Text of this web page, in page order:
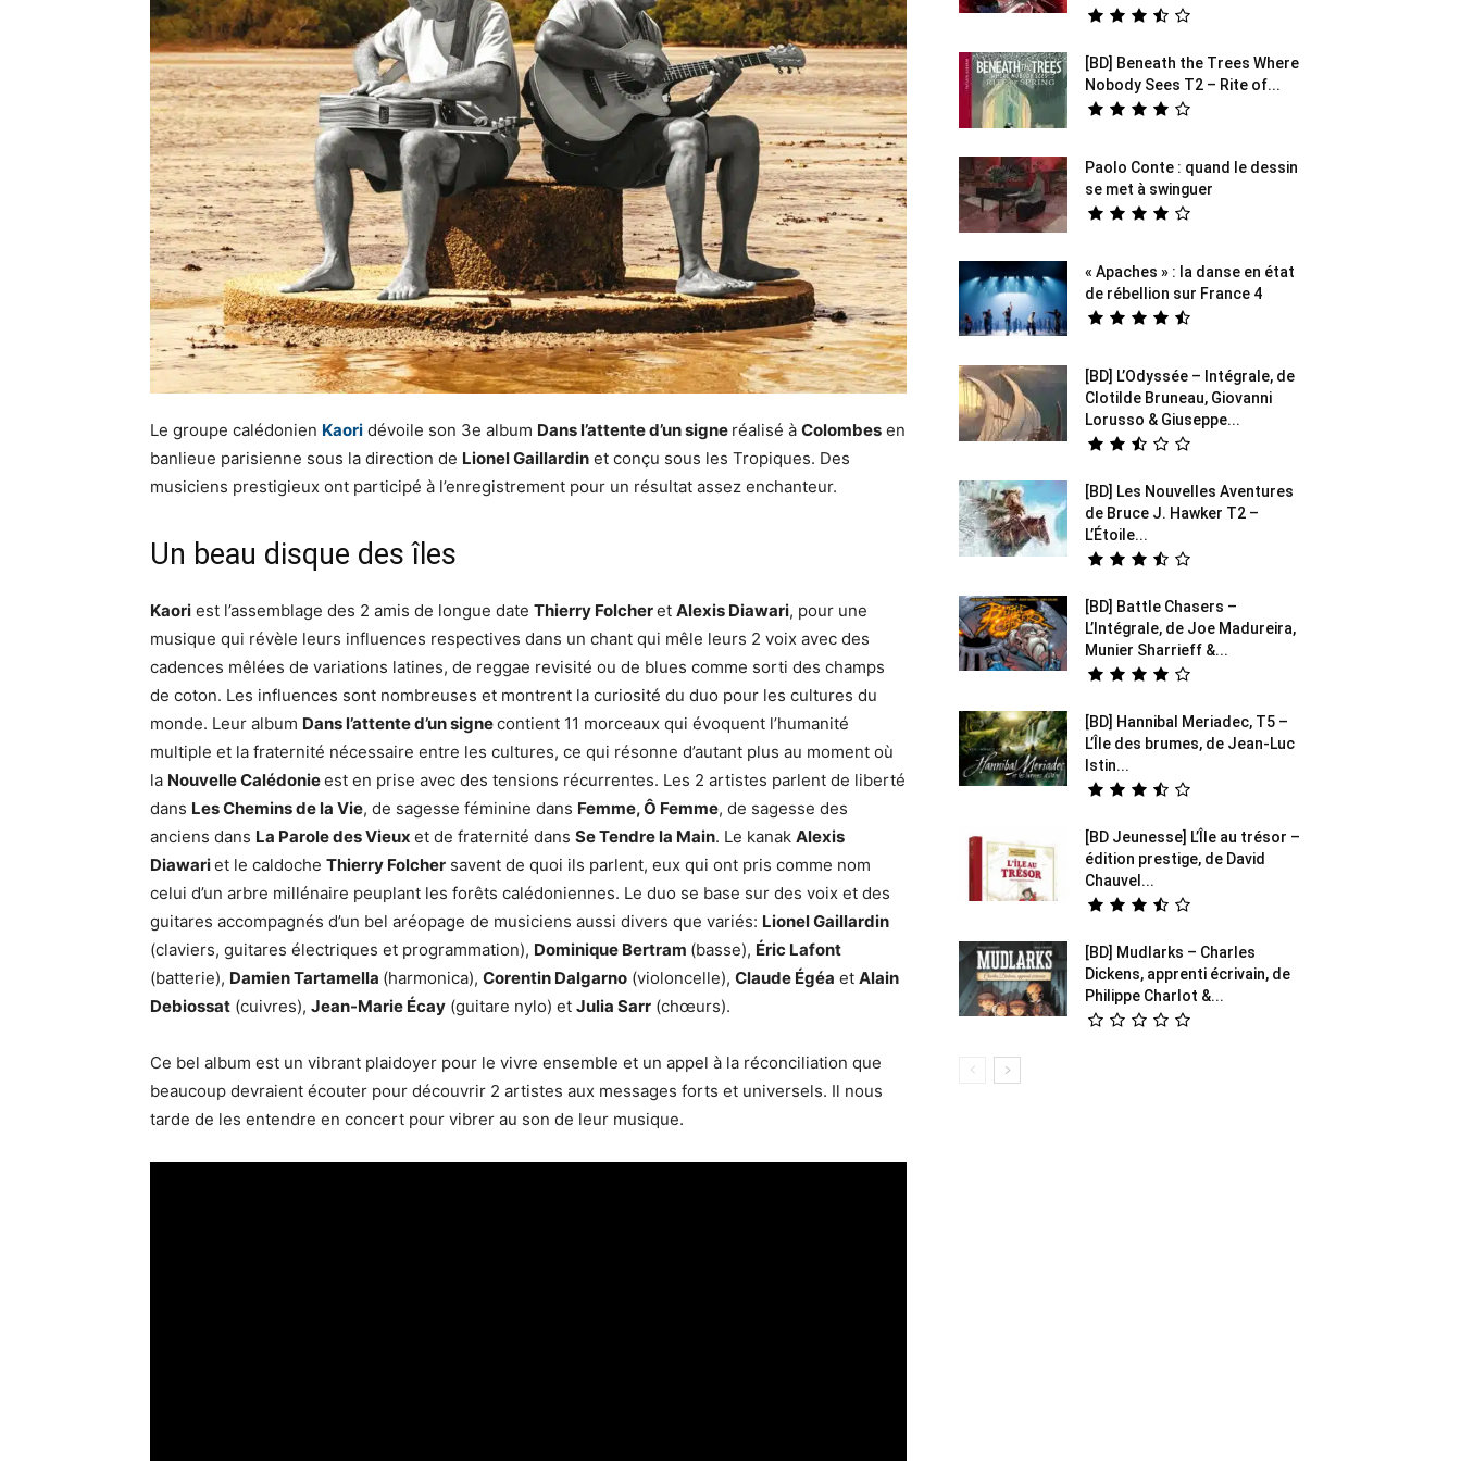
Le groupe calédonien Kaori dévoile son 3e album Dans l’attente d’un signe réalisé à Colombes en
banlieue parisienne sous la direction de Lionel Gaillardin et conçu sous les Tropiques. Des
musiciens prestigieux ont participé à l’enregistrement pour un résultat assez enchanteur.
Un beau disque des îles
Kaori est l’assemblage des 2 amis de longue date Thierry Folcheret Alexis Diawari, pour une
musique qui révèle leurs influences respectives dans un chant qui mêle leurs 2 voix avec des
cadences mêlées de variations latines, de reggae revisité ou de blues comme sorti des champs
de coton. Les influences sont nombreuses et montrent la curiosité du duo pour les cultures du
monde. Leur album Dans l’attente d’un signecontient 11 morceaux qui évoquent l’humanité
multiple et la fraternité nécessaire entre les cultures, ce qui résonne d’autant plus au moment où
la Nouvelle Calédonieest en prise avec des tensions récurrentes. Les 2 artistes parlent de liberté
dans Les Chemins de la Vie, de sagesse féminine dans Femme, Ô Femme, de sagesse des
anciens dans La Parole des Vieux et de fraternité dans Se Tendre la Main. Le kanak Alexis
Diawariet le caldoche Thierry Folcher savent de quoi ils parlent, eux qui ont pris comme nom
celui d’un arbre millénaire peuplant les forêts calédoniennes. Le duo se base sur des voix et des
guitares accompagnés d’un bel aréopage de musiciens aussi divers que variés: Lionel Gaillardin
(claviers, guitares électriques et programmation), Dominique Bertram (basse), Éric Lafont
(batterie), Damien Tartamella (harmonica), Corentin Dalgarno (violoncelle), Claude Égéa et Alain
Debiossat (cuivres), Jean-Marie Écay (guitare nylo) et Julia Sarr (chœurs).
Ce bel album est un vibrant plaidoyer pour le vivre ensemble et un appel à la réconciliation que
beaucoup devraient écouter pour découvrir 2 artistes aux messages forts et universels. Il nous
tarde de les entendre en concert pour vibrer au son de leur musique.
[BD] Beneath the Trees Where
Nobody Sees T2 – Rite of...
Paolo Conte : quand le dessin
se met à swinguer
« Apaches » : la danse en état
de rébellion sur France 4
[BD] L’Odyssée – Intégrale, de
Clotilde Bruneau, Giovanni
Lorusso & Giuseppe...
[BD] Les Nouvelles Aventures
de Bruce J. Hawker T2 –
L’Étoile...
[BD] Battle Chasers –
L’Intégrale, de Joe Madureira,
Munier Sharrieff &...
[BD] Hannibal Meriadec, T5 –
L’Île des brumes, de Jean-Luc
Istin...
[BD Jeunesse] L’Île au trésor –
édition prestige, de David
Chauvel...
[BD] Mudlarks – Charles
Dickens, apprenti écrivain, de
Philippe Charlot &...